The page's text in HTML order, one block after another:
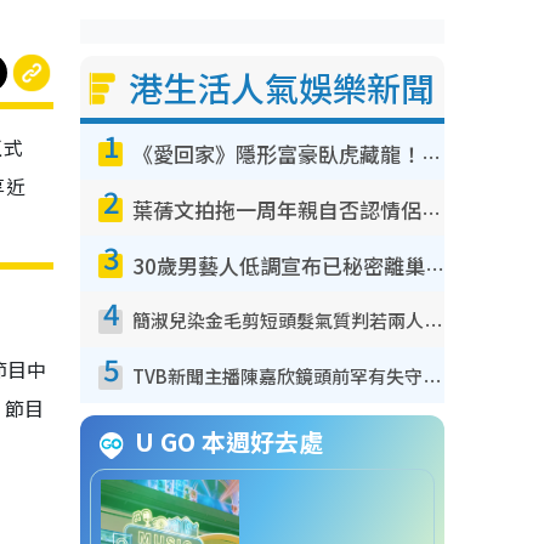
中
目
港生活人氣娛樂新聞
1 《愛回家》隱形富豪臥虎藏龍！盤點12位財氣逼人的有錢藝人：呢位靚女3億身家唔憂做
2 葉蒨文拍拖一周年親自否認情侶關係？！被質疑感情造假竟稱GM「普通同事」
3 30歲男藝人低調宣布已秘密離巢！人氣急跌變失蹤人口︰「這幾年過得並不容易」
4 簡淑兒染金毛剪短頭髮氣質判若兩人！嚇壞老公麥大力都認唔出：「你做咩事？」
5 TVB新聞主播陳嘉欣鏡頭前罕有失守！遭林超英一句說話突襲嚇親當場大笑
U GO 本週好去處